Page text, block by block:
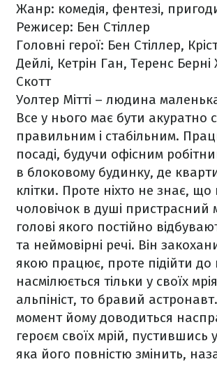
Жанр: комедія, фентезі,
Режисер: Бен Стіллер
Головні герої: Бен Стіллер,
Дейлі, Кетрін Ган, Теренс
Скотт
Уолтер Мітті – людина
Все у нього має бути акуратно
правильним і стабільним.
посаді, будучи офісним
в блоковому будинку, де
клітки. Проте ніхто не знає,
чоловічок в душі пристрасний
голові якого постійно
та неймовірні речі. Він
якою працює, проте підійти до
насмілюється тільки у своїх
альпініст, то бравий
момент йому доводиться
героєм своїх мрій, пустившись
яка його повністю змінить,